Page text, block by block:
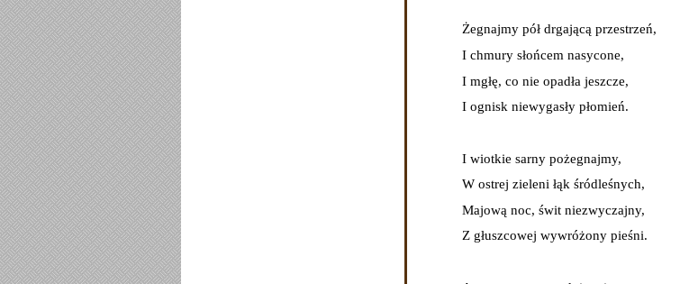
Żegnajmy pół drgającą przestrzeń,
I chmury słońcem nasycone,
I mgłę, co nie opadła jeszcze,
I ognisk niewygasły płomień.
I wiotkie sarny pożegnajmy,
W ostrej zieleni łąk śródleśnych,
Majową noc, świt niezwyczajny,
Z głuszcowej wywróżony pieśni.